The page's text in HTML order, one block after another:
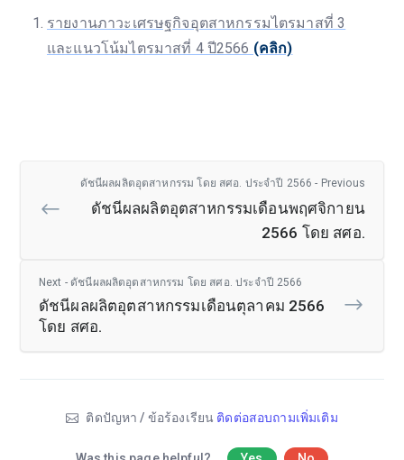
รายงานภาวะเศรษฐกิจอุตสาหกรรมไตรมาสที่ 3
และแนวโน้มไตรมาสที่ 4 ปี2566 (คลิก)
ดัชนีผลผลิตอุตสาหกรรม โดย สศอ. ประจำปี 2566 - Previous
ดัชนีผลผลิตอุตสาหกรรมเดือนพฤศจิกายน
2566 โดย สศอ.
Next - ดัชนีผลผลิตอุตสาหกรรม โดย สศอ. ประจำปี 2566
ดัชนีผลผลิตอุตสาหกรรมเดือนตุลาคม 2566
โดย สศอ.
ติดปัญหา / ข้อร้องเรียน ติดต่อสอบถามเพิ่มเติม